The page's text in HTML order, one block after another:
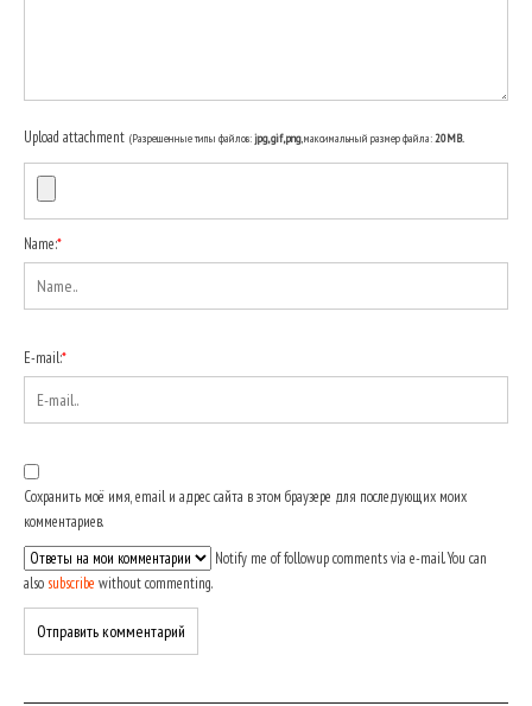
Upload attachment (Разрешенные типы файлов:jpg, gif, png, максимальный размер файла:20MB.
Name:*
E-mail:*
Сохранить моё имя, email и адрес сайта в этом браузере для последующих моих
комментариев.
Notify me of followup comments via e-mail. You can
also subscribe without commenting.